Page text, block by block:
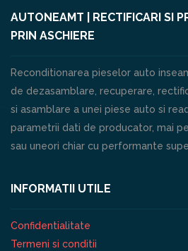
AUTONEAMT | RECTIFICARI SI
PRIN ASCHIERE
Reconditionarea pieselor auto
de dezasamblare, recuperare,
si asamblare a unei piese auto si
parametrii dati de producator, mai
sau uneori chiar cu performante
INFORMATII UTILE
Confidentialitate
Termeni si conditii